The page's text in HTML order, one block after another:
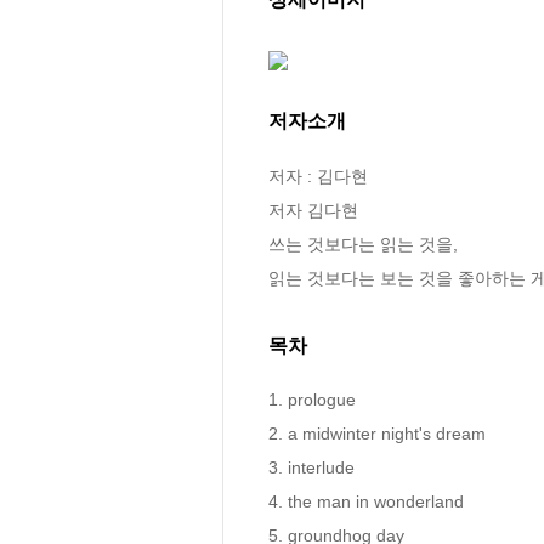
저자소개
저자 : 김다현
저자 김다현
쓰는 것보다는 읽는 것을,
읽는 것보다는 보는 것을 좋아하는
목차
1. prologue
2. a midwinter night's dream
3. interlude
4. the man in wonderland
5. groundhog day